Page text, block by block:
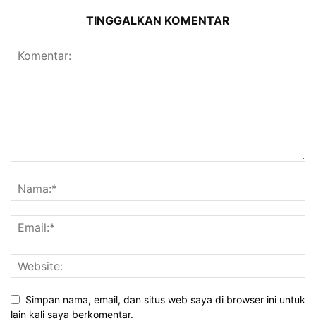
TINGGALKAN KOMENTAR
Simpan nama, email, dan situs web saya di browser ini untuk
lain kali saya berkomentar.